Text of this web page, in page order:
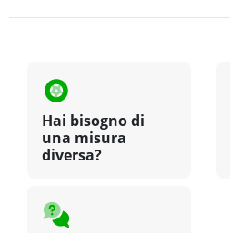
Hai bisogno di
una misura
diversa?